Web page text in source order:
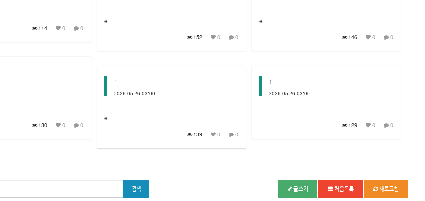
0
0
114
e
0
0
152
e
0
0
146
0
0
130
1
2026.05.26 03:00
e
0
0
139
1
2026.05.26 03:00
0
0
129
글쓰기 처음목록 새로고침